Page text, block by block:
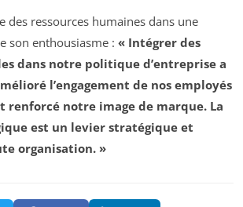
des ressources humaines dans une
son enthousiasme : « Intégrer des
dans notre politique d’entreprise a
l’engagement de nos employés
renforcé notre image de marque. La
est un levier stratégique et
organisation. »